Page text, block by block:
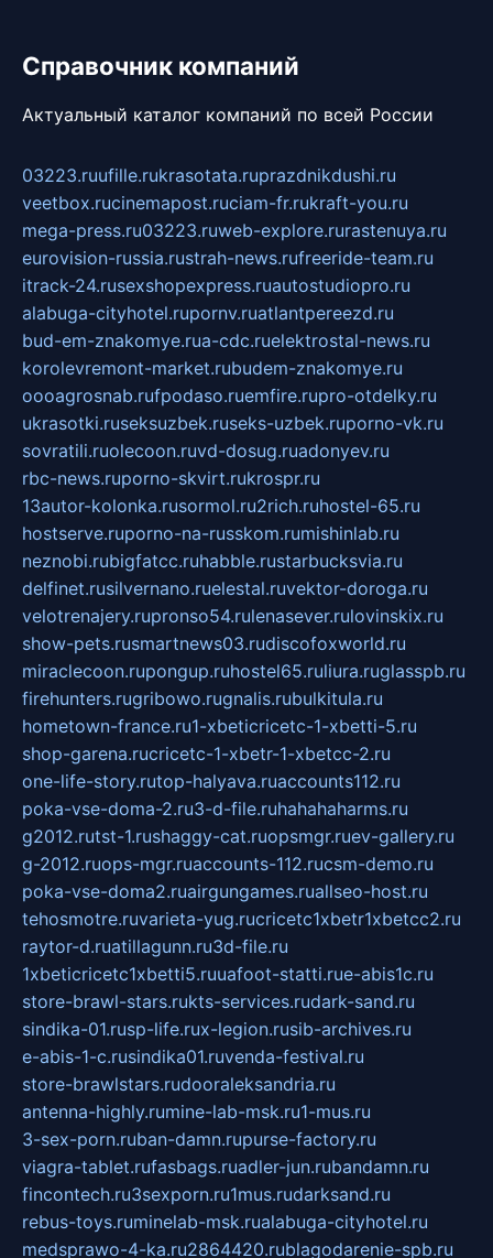
Справочник компаний
Актуальный каталог компаний по всей России
03223.ruufille.rukrasotata.ruprazdnikdushi.ru
veetbox.rucinemapost.ruciam-fr.rukraft-you.ru
mega-press.ru03223.ruweb-explore.rurastenuya.ru
eurovision-russia.rustrah-news.rufreeride-team.ru
itrack-24.rusexshopexpress.ruautostudiopro.ru
alabuga-cityhotel.rupornv.ruatlantpereezd.ru
bud-em-znakomye.rua-cdc.ruelektrostal-news.ru
korolevremont-market.rubudem-znakomye.ru
oooagrosnab.rufpodaso.ruemfire.rupro-otdelky.ru
ukrasotki.ruseksuzbek.ruseks-uzbek.ruporno-vk.ru
sovratili.ruolecoon.ruvd-dosug.ruadonyev.ru
rbc-news.ruporno-skvirt.rukrospr.ru
13autor-kolonka.rusormol.ru2rich.ruhostel-65.ru
hostserve.ruporno-na-russkom.rumishinlab.ru
neznobi.rubigfatcc.ruhabble.rustarbucksvia.ru
delfinet.rusilvernano.ruelestal.ruvektor-doroga.ru
velotrenajery.rupronso54.rulenasever.rulovinskix.ru
show-pets.rusmartnews03.rudiscofoxworld.ru
miraclecoon.rupongup.ruhostel65.ruliura.ruglasspb.ru
firehunters.rugribowo.rugnalis.rubulkitula.ru
hometown-france.ru1-xbeticricetc-1-xbetti-5.ru
shop-garena.rucricetc-1-xbetr-1-xbetcc-2.ru
one-life-story.rutop-halyava.ruaccounts112.ru
poka-vse-doma-2.ru3-d-file.ruhahahaharms.ru
g2012.rutst-1.rushaggy-cat.ruopsmgr.ruev-gallery.ru
g-2012.ruops-mgr.ruaccounts-112.rucsm-demo.ru
poka-vse-doma2.ruairgungames.ruallseo-host.ru
tehosmotre.ruvarieta-yug.rucricetc1xbetr1xbetcc2.ru
raytor-d.ruatillagunn.ru3d-file.ru
1xbeticricetc1xbetti5.ruuafoot-statti.rue-abis1c.ru
store-brawl-stars.rukts-services.rudark-sand.ru
sindika-01.rusp-life.rux-legion.rusib-archives.ru
e-abis-1-c.rusindika01.ruvenda-festival.ru
store-brawlstars.rudooraleksandria.ru
antenna-highly.rumine-lab-msk.ru1-mus.ru
3-sex-porn.ruban-damn.rupurse-factory.ru
viagra-tablet.rufasbags.ruadler-jun.rubandamn.ru
fincontech.ru3sexporn.ru1mus.rudarksand.ru
rebus-toys.ruminelab-msk.rualabuga-cityhotel.ru
medsprawo-4-ka.ru2864420.rublagodarenie-spb.ru